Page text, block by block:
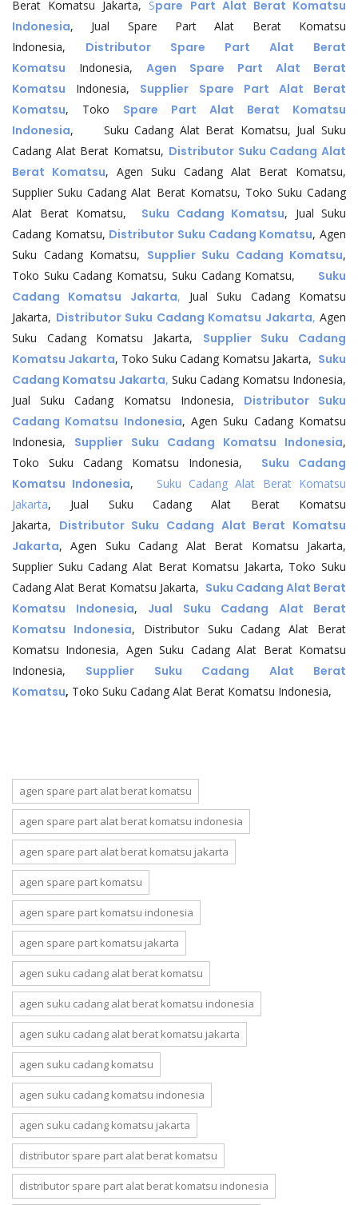
Berat Komatsu Jakarta, Spare Part Alat Berat Komatsu
Indonesia, Jual Spare Part Alat Berat Komatsu
Indonesia, Distributor Spare Part Alat Berat
Komatsu Indonesia, Agen Spare Part Alat Berat
Komatsu Indonesia, Supplier Spare Part Alat Berat
Komatsu, Toko Spare Part Alat Berat Komatsu
Indonesia, Suku Cadang Alat Berat Komatsu, Jual Suku
Cadang Alat Berat Komatsu, Distributor Suku Cadang Alat
Berat Komatsu, Agen Suku Cadang Alat Berat Komatsu,
Supplier Suku Cadang Alat Berat Komatsu, Toko Suku Cadang
Alat Berat Komatsu, Suku Cadang Komatsu, Jual Suku
Cadang Komatsu, Distributor Suku Cadang Komatsu, Agen
Suku Cadang Komatsu, Supplier Suku Cadang Komatsu,
Toko Suku Cadang Komatsu, Suku Cadang Komatsu, Suku
Cadang Komatsu Jakarta, Jual Suku Cadang Komatsu
Jakarta, Distributor Suku Cadang Komatsu Jakarta, Agen
Suku Cadang Komatsu Jakarta, Supplier Suku Cadang
Komatsu Jakarta, Toko Suku Cadang Komatsu Jakarta, Suku
Cadang Komatsu Jakarta, Suku Cadang Komatsu Indonesia,
Jual Suku Cadang Komatsu Indonesia, Distributor Suku
Cadang Komatsu Indonesia, Agen Suku Cadang Komatsu
Indonesia, Supplier Suku Cadang Komatsu Indonesia,
Toko Suku Cadang Komatsu Indonesia, Suku Cadang
Komatsu Indonesia, Suku Cadang Alat Berat Komatsu
Jakarta, Jual Suku Cadang Alat Berat Komatsu
Jakarta, Distributor Suku Cadang Alat Berat Komatsu
Jakarta, Agen Suku Cadang Alat Berat Komatsu Jakarta,
Supplier Suku Cadang Alat Berat Komatsu Jakarta, Toko Suku
Cadang Alat Berat Komatsu Jakarta, Suku Cadang Alat Berat
Komatsu Indonesia, Jual Suku Cadang Alat Berat
Komatsu Indonesia, Distributor Suku Cadang Alat Berat
Komatsu Indonesia, Agen Suku Cadang Alat Berat Komatsu
Indonesia, Supplier Suku Cadang Alat Berat
Komatsu, Toko Suku Cadang Alat Berat Komatsu Indonesia,
agen spare part alat berat komatsu
agen spare part alat berat komatsu indonesia
agen spare part alat berat komatsu jakarta
agen spare part komatsu
agen spare part komatsu indonesia
agen spare part komatsu jakarta
agen suku cadang alat berat komatsu
agen suku cadang alat berat komatsu indonesia
agen suku cadang alat berat komatsu jakarta
agen suku cadang komatsu
agen suku cadang komatsu indonesia
agen suku cadang komatsu jakarta
distributor spare part alat berat komatsu
distributor spare part alat berat komatsu indonesia